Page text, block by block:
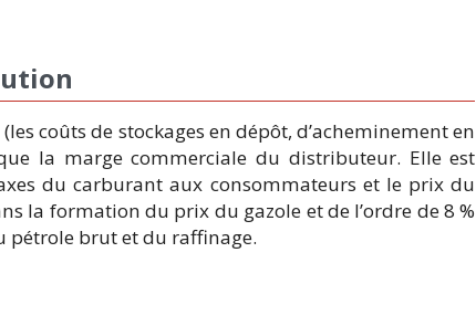
coûts de stockages en dépôt, d’acheminement en
la marge commerciale du distributeur. Elle est
du carburant aux consommateurs et le prix du
la formation du prix du gazole et de l’ordre de 8 %
pétrole brut et du raffinage.